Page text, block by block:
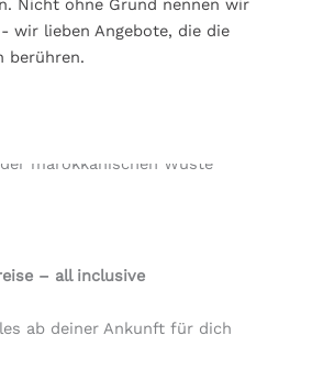
Nicht ohne Grund nennen wir
- wir lieben Angebote, die die
berühren.
– all inclusive
ab deiner Ankunft für dich